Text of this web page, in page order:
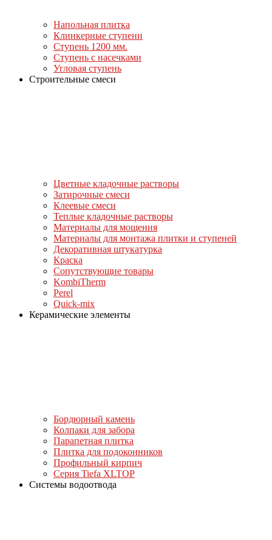
Напольная плитка
Клинкерные ступени
Ступень 1200 мм.
Ступень с насечками
Угловая ступень
Строительные смеси
Цветные кладочные растворы
Затирочные смеси
Клеевые смеси
Теплые кладочные растворы
Материалы для мощения
Материалы для монтажа плитки и ступеней
Декоративная штукатурка
Краска
Сопутствующие товары
KombiTherm
Perel
Quick-mix
Керамические элементы
Бордюрный камень
Колпаки для забора
Парапетная плитка
Плитка для подоконников
Профильный кирпич
Серия Tiefa XLTOP
Системы водоотвода